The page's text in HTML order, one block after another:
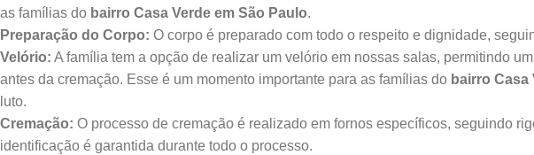
as famílias do bairro Casa Verde em São Paulo.
Preparação do Corpo: O corpo é preparado com todo o respeito e dignidade,
Velório: A família tem a opção de realizar um velório em nossas salas, permitindo
antes da cremação. Esse é um momento importante para as famílias do bairro Casa
luto.
Cremação: O processo de cremação é realizado em fornos específicos, seguindo
identificação é garantida durante todo o processo.